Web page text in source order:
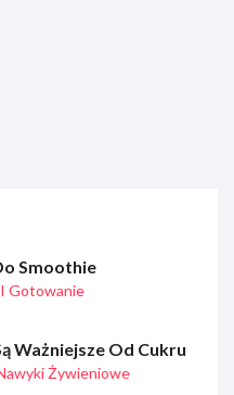
Smoothie
Gotowanie
Ważniejsze Od Cukru
Żywieniowe